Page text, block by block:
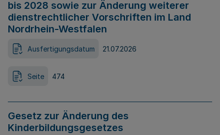
bis 2028 sowie zur Änderung weiterer
dienstrechtlicher Vorschriften im Land
Nordrhein-Westfalen
Ausfertigungsdatum 21.07.2026
Seite 474
Gesetz zur Änderung des
Kinderbildungsgesetzes